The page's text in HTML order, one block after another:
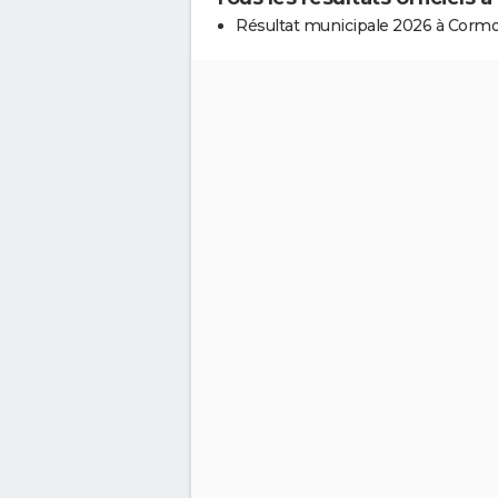
Résultat municipale 2026 à